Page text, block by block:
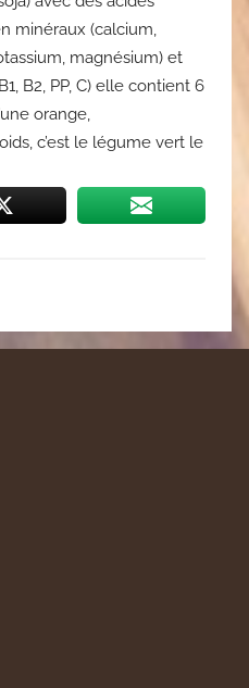
minéraux (calcium,
magnésium) et
B2, PP, C) elle contient 6
orange,
c’est le légume vert le